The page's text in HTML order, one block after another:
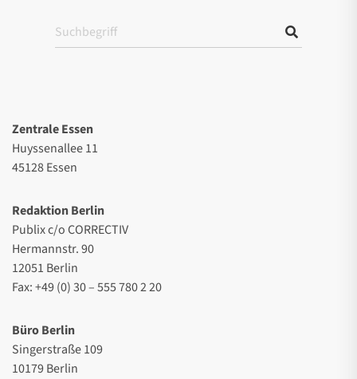
Zentrale Essen
Huyssenallee 11
45128 Essen
Redaktion Berlin
Publix c/o CORRECTIV
Hermannstr. 90
12051 Berlin
Fax: +49 (0) 30 – 555 780 2 20
Büro Berlin
Singerstraße 109
10179 Berlin